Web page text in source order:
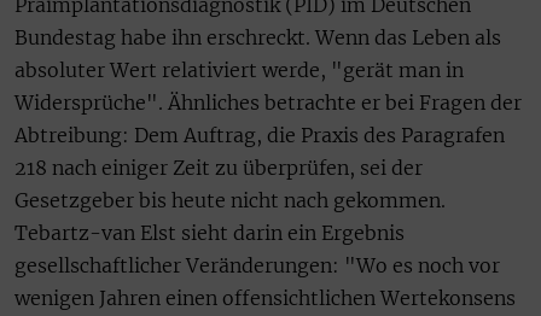
Präimplantationsdiagnostik (PID) im Deutschen
Bundestag habe ihn erschreckt. Wenn das Leben als
absoluter Wert relativiert werde, "gerät man in
Widersprüche". Ähnliches betrachte er bei Fragen der
Abtreibung: Dem Auftrag, die Praxis des Paragrafen
218 nach einiger Zeit zu überprüfen, sei der
Gesetzgeber bis heute nicht nach gekommen.
Tebartz-van Elst sieht darin ein Ergebnis
gesellschaftlicher Veränderungen: "Wo es noch vor
wenigen Jahren einen offensichtlichen Wertekonsens